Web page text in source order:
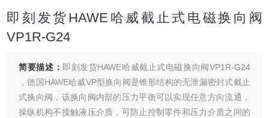
即刻发货HAWE哈威截止式电磁换向阀
VP1R-G24
简要描述： 即刻发货HAWE哈威截止式电磁换向阀VP1R-G24
，德国HAWE哈威VP型换向阀是锥形结构的无泄漏密封式截止
式换向阀，该换向阀内部的压力平衡可以实现任意方向流通，
操纵机构不接触液压介质，可防止控制零件和压力介质之间的